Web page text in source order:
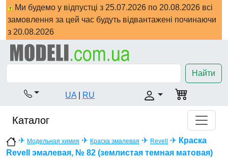
Ми будемо у відпустці з 25.07.2026 по 20.08.2026 всі
замовлення за цей час будуть відвантажені починаючи
з 20.08.2026
Найти
UA RU
Каталог
✈ Модельная химия ✈ Краска эмалевая ✈ Revell ✈ Краска
Revell эмалевая, № 82 (землистая темная матовая)